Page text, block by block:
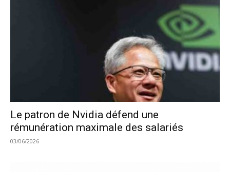
Le patron de Nvidia défend une
rémunération maximale des salariés
03/06/2026